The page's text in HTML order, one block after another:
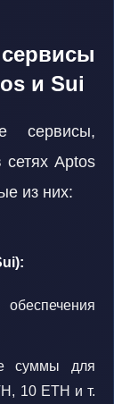
и Sui
сервисы,
Aptos
из них:
суммы для
10 ETH и т.